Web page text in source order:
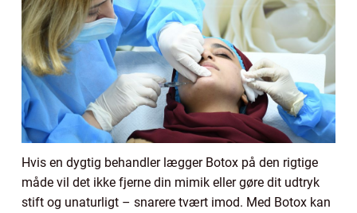
Hvis en dygtig behandler lægger Botox på den rigtige
måde vil det ikke fjerne din mimik eller gøre dit udtryk
stift og unaturligt – snarere tvært imod. Med Botox kan